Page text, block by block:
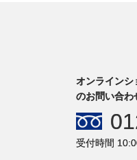
オンラインシ
のお問い合わ
受付時間